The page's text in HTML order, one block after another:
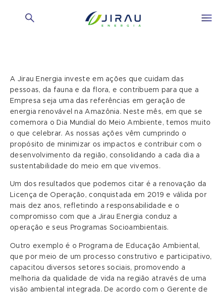
A Jirau Energia investe em ações que cuidam das
pessoas, da fauna e da flora, e contribuem para que a
Empresa seja uma das referências em geração de
energia renovável na Amazônia. Neste mês, em que se
comemora o Dia Mundial do Meio Ambiente, temos muito
o que celebrar. As nossas ações vêm cumprindo o
propósito de minimizar os impactos e contribuir com o
desenvolvimento da região, consolidando a cada dia a
sustentabilidade do meio em que vivemos.
Um dos resultados que podemos citar é a renovação da
Licença de Operação, conquistada em 2019 e válida por
mais dez anos, refletindo a responsabilidade e o
compromisso com que a Jirau Energia conduz a
operação e seus Programas Socioambientais.
Outro exemplo é o Programa de Educação Ambiental,
que por meio de um processo construtivo e participativo,
capacitou diversos setores sociais, promovendo a
melhoria da qualidade de vida na região através de uma
visão ambiental integrada. De acordo com o Gerente de